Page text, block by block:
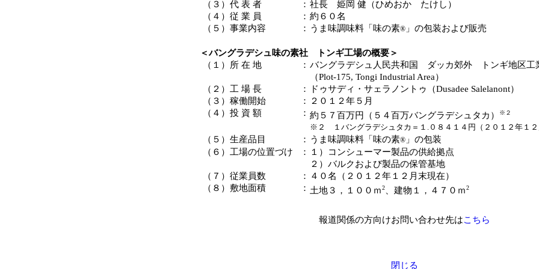
（３） 代 表 者 ： 社長 姫岡 健（ひめおか たけし）
（４） 従 業 員 ： 約６０名
（５） 事業内容 ： うま味調味料「味の素®」の包装および販売
＜バングラデシュ味の素社 トンギ工場の概要＞
（１）
所 在 地 ： バングラデシュ人民共和国 ダッカ郊外 トンギ地区工
（Plot-175, Tongi Industrial Area）
（２） 工 場 長 ：
ドゥサディ・サェラノントゥ（Dusadee Salelanont）
（３） 稼働開始 ：
２０１２年５月
（４） 投 資 額 ： 約５７百万円（５４百万バングラデシュタカ） ※２
※２ １バングラデシュタカ＝１.０８４１４円（２０１２年１２
（５） 生産品目 ： うま味調味料「味の素®」の包装
（６） 工場の位置づけ ：
１）コンシューマー製品の供給拠点
２）バルクおよび製品の保管基地
（７） 従業員数 ：
４０名（２０１２年１２月末現在）
（８） 敷地面積 ： 土地３，１００ｍ2、建物１，４７０ｍ2
報道関係の方向けお問い合わせ先はこちら
閉じる